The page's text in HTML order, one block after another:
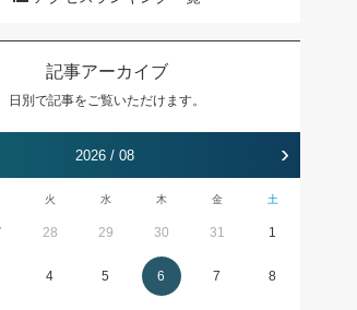
記事アーカイブ
日別で記事をご覧いただけます。
2026 / 08 ›
火 水 木 金 土
28 29 30 31 1
4 5 6 7 8